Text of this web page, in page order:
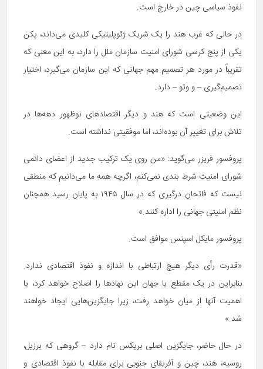
نفوذ سیاسی چین در خارج است.
در حالی که غرب هند را یک شریک ژئوپلیتیکی کلیدی می‌داند، پکن
یکی از پنج کرسی شورای امنیت سازمان ملل را دارد، به این معنی که
تقریباً در مورد هر تصمیم مهم جهانی که این سازمان می‌گیرد، اختیار
تصمیم‌گیری – و وتو – دارد.
این وضعیتی است که هند و دیگر اقتصادهای نوظهور دهه‌ها در
تلاش برای تغییر آن بوده‌اند، اما موفقیتی نداشته است.
پروفسور فریزر می‌گوید: «من روی یک ترکیب جدید از اعضای دائمی
شورای امنیت شرط بندی نمی‌کنم، اگرچه همه ما می‌دانیم که منطقی
نیست که فاتحان درگیری که در سال ۱۹۴۵ به پایان رسید همچنان
نظم امنیتی جهانی را اداره کنند.»
پروفسور مایکل اسپنس موافق است.
«قدرت‌ رأی دیگر هیچ ارتباطی با اندازه و نفوذ اقتصادی ندارد.
بنابراین در یک مقطع یا جهان این نهادها را اصلاح خواهد کرد، یا
اهمیت آنها از میان خواهد رفت، زیرا جایگزین‌هایی ایجاد خواهند
شد.»
در حال حاضر، جایگزین اصلی بریکس نام دارد – گروهی که برزیل،
روسیه، هند، چین و آفریقای جنوبی برای مقابله با نفوذ اقتصادی و